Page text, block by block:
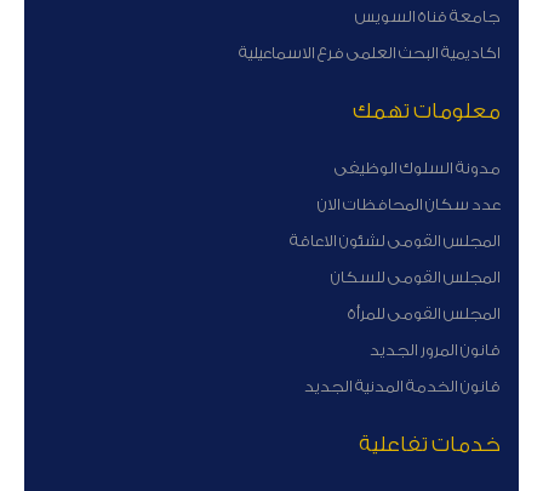
جامعة قناة السويس
اكاديمية البحث العلمى فرع الاسماعيلية
معلومات تهمك
مدونة السلوك الوظيفى
عدد سكان المحافظات الان
المجلس القومى لشئون الاعاقة
المجلس القومى للسكان
المجلس القومى للمرأة
قانون المرور الجديد
قانون الخدمة المدنية الجديد
خدمات تفاعلية